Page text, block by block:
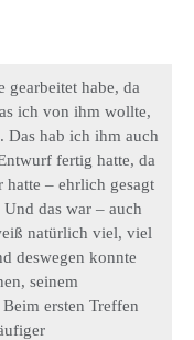
gearbeitet habe, da
ich von ihm wollte,
Das hab ich ihm auch
fertig hatte, da
– ehrlich gesagt
das war – auch
natürlich viel, viel
deswegen konnte
seinem
ersten Treffen